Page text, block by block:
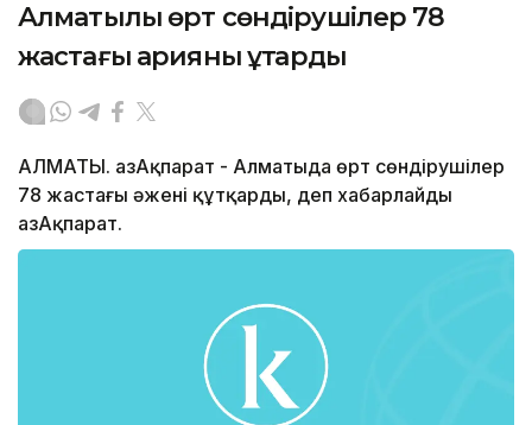
Алматылық өрт сөндірушілер 78
жастағы қарияны құтқарды
АЛМАТЫ. ҚазАқпарат - Алматыда өрт сөндірушілер
78 жастағы əжені құтқарды, деп хабарлайды
ҚазАқпарат.